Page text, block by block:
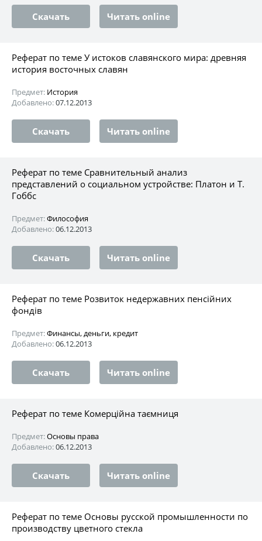
Скачать Читать online
Реферат по теме У истоков славянского мира: древняя
история восточных славян
Предмет: История
Добавлено:07.12.2013
Скачать Читать online
Реферат по теме Сравнительный анализ
представлений о социальном устройстве: Платон и Т.
Гоббс
Предмет:Философия
Добавлено:06.12.2013
Скачать Читать online
Реферат по теме Розвиток недержавних пенсійних
фондів
Предмет:Финансы, деньги, кредит
Добавлено:06.12.2013
Скачать Читать online
Реферат по теме Комерційна таємниця
Предмет:Основы права
Добавлено:06.12.2013
Скачать Читать online
Реферат по теме Основы русской промышленности по
производству цветного стекла